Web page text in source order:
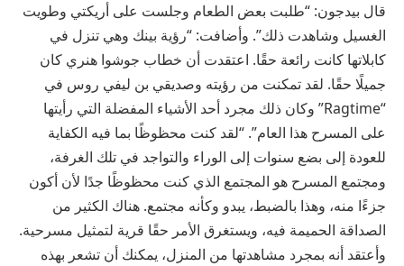
قال بيدجون: “طلبت بعض الطعام وجلست على أريكتي وطويت
الغسيل وشاهدت ذلك”. وأضافت: “رؤية بينك وهي تنزل في
كابلاتها كانت رائعة حقًا. اعتقدت أن خطاب جوشوا هنري كان
جميلًا حقًا. لقد تمكنت من رؤيته وصديقي بن ليفي روس في
“Ragtime” وكان ذلك مجرد أحد الأشياء المفضلة التي رأيتها
على المسرح هذا العام”. “لقد كنت محظوظًا بما فيه الكفاية
للعودة إلى بضع سنوات إلى الوراء والتواجد في تلك الغرفة،
ومجتمع المسرح هو المجتمع الذي كنت محظوظًا جدًا لأن أكون
جزءًا منه، وهذا بالضبط، يبدو وكأنه مجتمع. هناك الكثير من
الصداقة الحميمة فيه، ويستغرق الأمر حقًا قرية لتمثيل مسرحية.
وأعتقد أنه بمجرد مشاهدتها من المنزل، يمكنك أن تشعر بهذه